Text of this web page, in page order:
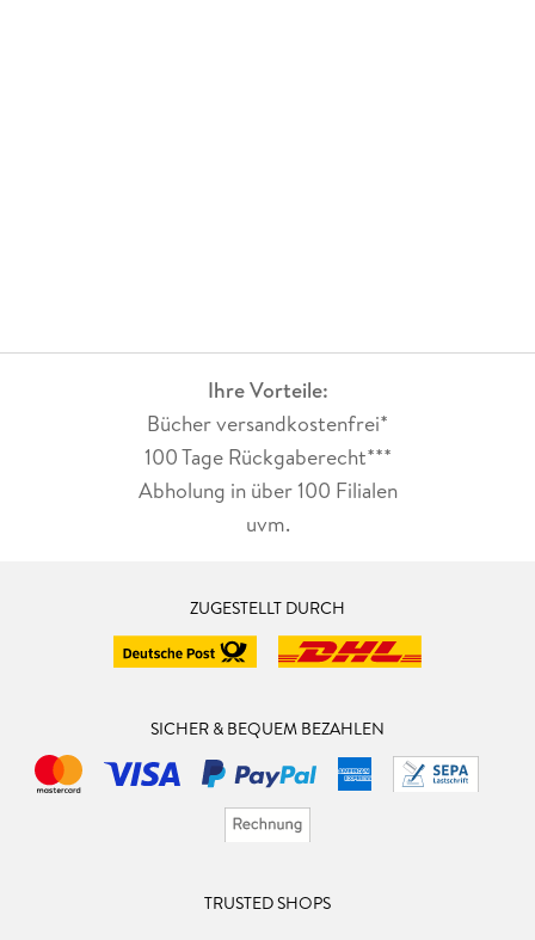
Ihre Vorteile:
Bücher versandkostenfrei*
100 Tage Rückgaberecht***
Abholung in über 100 Filialen
uvm.
ZUGESTELLT DURCH
SICHER & BEQUEM BEZAHLEN
TRUSTED SHOPS